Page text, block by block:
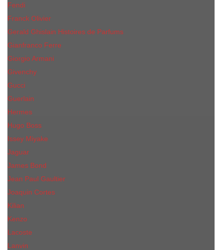
Fendi
Franck Olivier
Gerald Ghislain Histoires de Parfums
Gianfranco Ferre
Giorgio Armani
Givenchy
Gucci
Guerlain
Hermes
Hugo Boss
Issey Miyake
Jaguar
James Bond
Jean Paul Gaultier
Joaquin Сortes
Kilian
Kenzo
Lacoste
Lanvin